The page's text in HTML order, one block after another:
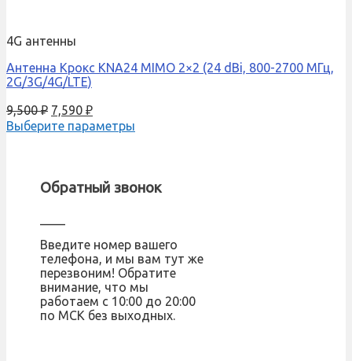
4G антенны
Антенна Крокс KNA24 MIMO 2×2 (24 dBi, 800-2700 МГц,
2G/3G/4G/LTE)
9,500₽ 7,590 ₽
Выберите параметры
Обратный звонок
Введите номер вашего
телефона, и мы вам тут же
перезвоним! Обратите
внимание, что мы
работаем с 10:00 до 20:00
по МСК без выходных.